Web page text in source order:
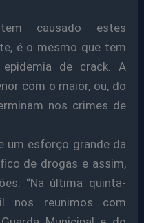
causado estes
é o mesmo que tem
de crack. A
com o maior, ou, do
nos crimes de
um esforço grande da
de drogas e assim,
“Na última quinta-
nos reunimos com